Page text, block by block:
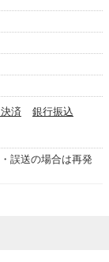
済
銀行振込
誤送の場合は再発